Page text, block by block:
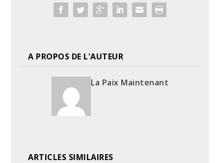
A PROPOS DE L'AUTEUR
La Paix Maintenant
ARTICLES SIMILAIRES